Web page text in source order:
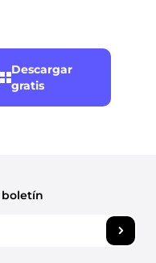
Descargar
gratis
boletín